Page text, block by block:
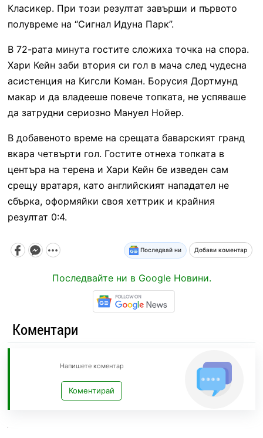
Класикер. При този резултат завърши и първото
полувреме на “Сигнал Идуна Парк”.
В 72-рата минута гостите сложиха точка на спора.
Хари Кейн заби втория си гол в мача след чудесна
асистенция на Кигсли Коман. Борусия Дортмунд
макар и да владееше повече топката, не успяваше
да затрудни сериозно Мануел Нойер.
В добавеното време на срещата баварският гранд
вкара четвърти гол. Гостите отнеха топката в
центъра на терена и Хари Кейн бе изведен сам
срещу вратаря, като английският нападател не
сбърка, оформяйки своя хеттрик и крайния
резултат 0:4.
Последвай ни Добави коментар
Последвайте ни в Google Новини.
Коментари
Напишете коментар
Коментирай